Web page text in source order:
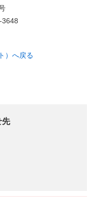
）へ戻る
先